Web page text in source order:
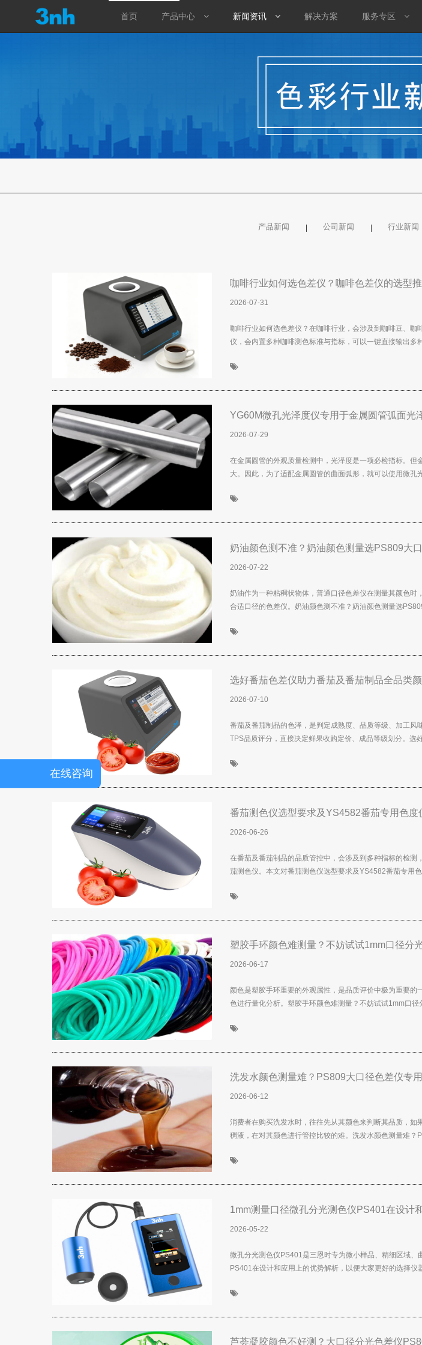
首页 产品中心 新闻资讯 解决方案 服务专区
测色仪
光泽度仪
透过率仪/雾度计
产品新闻
公司新闻
行业知识
颜色知识
下载专区
视频专区
产品新闻 公司新闻 行业新闻
咖啡行业如何选色差仪？咖啡色差仪的选型
2026-07-31
咖啡行业如何选色差仪？在咖啡行业，会涉及到咖啡豆、
仪，会内置多种咖啡测色标准与指标，可以一键直接输出
YG60M微孔光泽度仪专用于金属圆管弧面光
2026-07-29
在金属圆管的外观质量检测中，光泽度是一项必检指标。
大。因此，为了适配金属圆管的曲面弧形，就可以使用微
奶油颜色测不准？奶油颜色测量选PS809大口
2026-07-22
奶油作为一种粘稠状物体，普通口径色差仪在测量其颜色
合适口径的色差仪。奶油颜色测不准？奶油颜色测量选
选好番茄色差仪助力番茄及番茄制品全品类
2026-07-10
番茄及番茄制品的色泽，是判定成熟度、品质等级、加工风
TPS品质评分，直接决定鲜果收购定价、成品等级划分。
番茄测色仪选型要求及YS4582番茄专用色度
2026-06-26
在番茄及番茄制品的品质管控中，会涉及到多种指标的检
茄测色仪。本文对番茄测色仪选型要求及YS4582番茄专用
塑胶手环颜色难测量？不妨试试1mm口径分
2026-06-17
颜色是塑胶手环重要的外观属性，是品质评价中极为重要
色进行量化分析。塑胶手环颜色难测量？不妨试试1mm口径
洗发水颜色测量难？PS809大口径色差仪专
2026-06-12
消费者在购买洗发水时，往往先从其颜色来判断其品质，
稠液，在对其颜色进行管控比较的难。洗发水颜色测量难？
1mm测量口径微孔分光测色仪PS401在设计
2026-05-22
微孔分光测色仪PS401是三恩时专为微小样品、精细区域
PS401在设计和应用上的优势解析，以便大家更好的选择仪
芦荟凝胶颜色不好测？大口径分光色差仪
在线咨询